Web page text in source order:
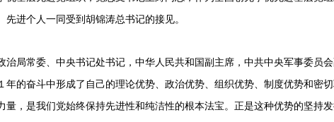
先进个人一同受到胡锦涛总书记的接见。
治局常委、中央书记处书记，中华人民共和国副主席，中共中央军事委员
年的奋斗中形成了自己的理论优势、政治优势、组织优势、制度优势和密
量，是我们党始终保持先进性和纯洁性的根本法宝。正是这种优势的坚持